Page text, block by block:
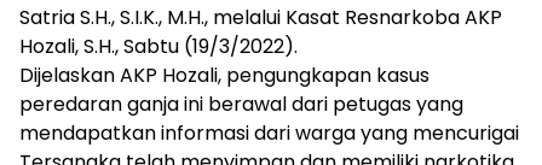
Satria S.H., S.I.K., M.H., melalui Kasat Resnarkoba AKP
Hozali, S.H., Sabtu (19/3/2022).
Dijelaskan AKP Hozali, pengungkapan kasus
peredaran ganja ini berawal dari petugas yang
mendapatkan informasi dari warga yang mencurigai